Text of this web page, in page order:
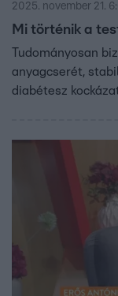
2025. november 21.
Mi történik a
Tudományosan
anyagcserét,
diabétesz